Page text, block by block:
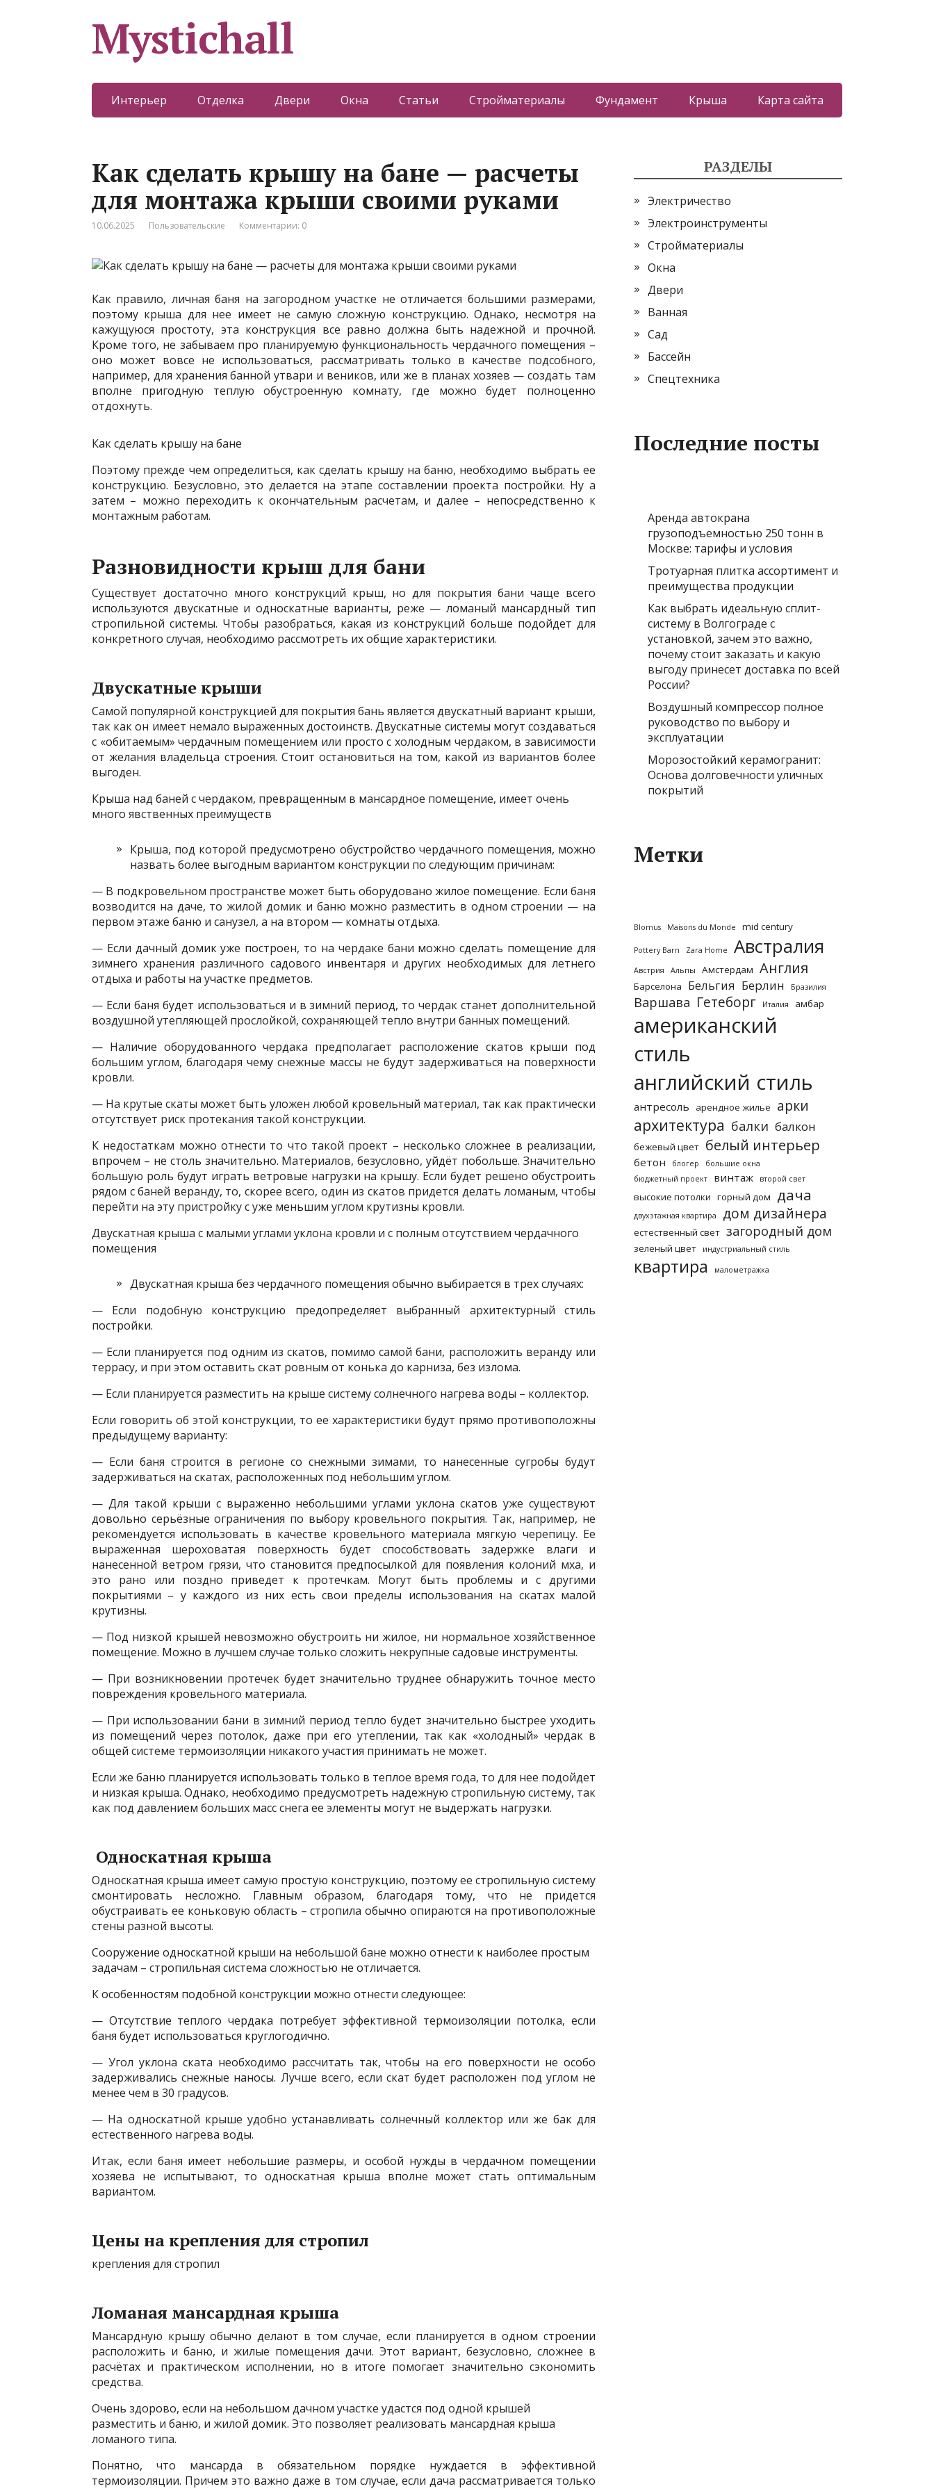
Mystichall
Интерьер Отделка Двери Окна Статьи Стройматериалы Фундамент Крыша Карта сайта
Как сделать крышу на бане — расчеты
для монтажа крыши своими руками
10.06.2025 Пользовательские Комментарии: 0
Как правило, личная баня на загородном участке не отличается большими размерами,
поэтому крыша для нее имеет не самую сложную конструкцию. Однако, несмотря на
кажущуюся простоту, эта конструкция все равно должна быть надежной и прочной.
Кроме того, не забываем про планируемую функциональность чердачного помещения –
оно может вовсе не использоваться, рассматривать только в качестве подсобного,
например, для хранения банной утвари и веников, или же в планах хозяев — создать там
вполне пригодную теплую обустроенную комнату, где можно будет полноценно
отдохнуть.
Как сделать крышу на бане
Поэтому прежде чем определиться, как сделать крышу на баню, необходимо выбрать ее
конструкцию. Безусловно, это делается на этапе составлении проекта постройки. Ну а
затем – можно переходить к окончательным расчетам, и далее – непосредственно к
монтажным работам.
Разновидности крыш для бани
Существует достаточно много конструкций крыш, но для покрытия бани чаще всего
используются двускатные и односкатные варианты, реже — ломаный мансардный тип
стропильной системы. Чтобы разобраться, какая из конструкций больше подойдет для
конкретного случая, необходимо рассмотреть их общие характеристики.
Двускатные крыши
Самой популярной конструкцией для покрытия бань является двускатный вариант крыши,
так как он имеет немало выраженных достоинств. Двускатные системы могут создаваться
с «обитаемым» чердачным помещением или просто с холодным чердаком, в зависимости
от желания владельца строения. Стоит остановиться на том, какой из вариантов более
выгоден.
Крыша над баней с чердаком, превращенным в мансардное помещение, имеет очень
много явственных преимуществ
Крыша, под которой предусмотрено обустройство чердачного помещения, можно
назвать более выгодным вариантом конструкции по следующим причинам:
— В подкровельном пространстве может быть оборудовано жилое помещение. Если баня
возводится на даче, то жилой домик и баню можно разместить в одном строении — на
первом этаже баню и санузел, а на втором — комнаты отдыха.
— Если дачный домик уже построен, то на чердаке бани можно сделать помещение для
зимнего хранения различного садового инвентаря и других необходимых для летнего
отдыха и работы на участке предметов.
— Если баня будет использоваться и в зимний период, то чердак станет дополнительной
воздушной утепляющей прослойкой, сохраняющей тепло внутри банных помещений.
— Наличие оборудованного чердака предполагает расположение скатов крыши под
большим углом, благодаря чему снежные массы не будут задерживаться на поверхности
кровли.
— На крутые скаты может быть уложен любой кровельный материал, так как практически
отсутствует риск протекания такой конструкции.
К недостаткам можно отнести то что такой проект – несколько сложнее в реализации,
впрочем – не столь значительно. Материалов, безусловно, уйдёт побольше. Значительно
большую роль будут играть ветровые нагрузки на крышу. Если будет решено обустроить
рядом с баней веранду, то, скорее всего, один из скатов придется делать ломаным, чтобы
перейти на эту пристройку с уже меньшим углом крутизны кровли.
Двускатная крыша с малыми углами уклона кровли и с полным отсутствием чердачного
помещения
Двускатная крыша без чердачного помещения обычно выбирается в трех случаях:
— Если подобную конструкцию предопределяет выбранный архитектурный стиль
постройки.
— Если планируется под одним из скатов, помимо самой бани, расположить веранду или
террасу, и при этом оставить скат ровным от конька до карниза, без излома.
— Если планируется разместить на крыше систему солнечного нагрева воды – коллектор.
Если говорить об этой конструкции, то ее характеристики будут прямо противоположны
предыдущему варианту:
— Если баня строится в регионе со снежными зимами, то нанесенные сугробы будут
задерживаться на скатах, расположенных под небольшим углом.
— Для такой крыши с выраженно небольшими углами уклона скатов уже существуют
довольно серьёзные ограничения по выбору кровельного покрытия. Так, например, не
рекомендуется использовать в качестве кровельного материала мягкую черепицу. Ее
выраженная шероховатая поверхность будет способствовать задержке влаги и
нанесенной ветром грязи, что становится предпосылкой для появления колоний мха, и
это рано или поздно приведет к протечкам. Могут быть проблемы и с другими
покрытиями – у каждого из них есть свои пределы использования на скатах малой
крутизны.
— Под низкой крышей невозможно обустроить ни жилое, ни нормальное хозяйственное
помещение. Можно в лучшем случае только сложить некрупные садовые инструменты.
— При возникновении протечек будет значительно труднее обнаружить точное место
повреждения кровельного материала.
— При использовании бани в зимний период тепло будет значительно быстрее уходить
из помещений через потолок, даже при его утеплении, так как «холодный» чердак в
общей системе термоизоляции никакого участия принимать не может.
Если же баню планируется использовать только в теплое время года, то для нее подойдет
и низкая крыша. Однако, необходимо предусмотреть надежную стропильную систему, так
как под давлением больших масс снега ее элементы могут не выдержать нагрузки.
Односкатная крыша
Односкатная крыша имеет самую простую конструкцию, поэтому ее стропильную систему
смонтировать несложно. Главным образом, благодаря тому, что не придется
обустраивать ее коньковую область – стропила обычно опираются на противоположные
стены разной высоты.
Сооружение односкатной крыши на небольшой бане можно отнести к наиболее простым
задачам – стропильная система сложностью не отличается.
К особенностям подобной конструкции можно отнести следующее:
— Отсутствие теплого чердака потребует эффективной термоизоляции потолка, если
баня будет использоваться круглогодично.
— Угол уклона ската необходимо рассчитать так, чтобы на его поверхности не особо
задерживались снежные наносы. Лучше всего, если скат будет расположен под углом не
менее чем в 30 градусов.
— На односкатной крыше удобно устанавливать солнечный коллектор или же бак для
естественного нагрева воды.
Итак, если баня имеет небольшие размеры, и особой нужды в чердачном помещении
хозяева не испытывают, то односкатная крыша вполне может стать оптимальным
вариантом.
Цены на крепления для стропил
крепления для стропил
Ломаная мансардная крыша
Мансардную крышу обычно делают в том случае, если планируется в одном строении
расположить и баню, и жилые помещения дачи. Этот вариант, безусловно, сложнее в
расчётах и практическом исполнении, но в итоге помогает значительно сэкономить
средства.
Очень здорово, если на небольшом дачном участке удастся под одной крышей
разместить и баню, и жилой домик. Это позволяет реализовать мансардная крыша
ломаного типа.
Понятно, что мансарда в обязательном порядке нуждается в эффективной
термоизоляции. Причем это важно даже в том случае, если дача рассматривается только
РАЗДЕЛЫ
Электричество
Электроинструменты
Стройматериалы
Окна
Двери
Ванная
Сад
Бассейн
Спецтехника
Последние посты
Аренда автокрана
грузоподъемностью 250 тонн в
Москве: тарифы и условия
Тротуарная плитка ассортимент и
преимущества продукции
Как выбрать идеальную сплит-
систему в Волгограде с
установкой, зачем это важно,
почему стоит заказать и какую
выгоду принесет доставка по всей
России?
Воздушный компрессор полное
руководство по выбору и
эксплуатации
Морозостойкий керамогранит:
Основа долговечности уличных
покрытий
Метки
Blomus Maisons du Monde mid century
Pottery Barn Zara Home Австралия
Австрия Альпы Амстердам Англия
Барселона Бельгия Берлин Бразилия
Варшава Гетеборг Италия амбар
американский
стиль
английский стиль
антресоль арендное жилье арки
архитектура балки балкон
бежевый цвет белый интерьер
бетон блогер
большие окна
бюджетный проект
винтаж второй свет
высокие потолки горный дом дача
двухэтажная квартира дом дизайнера
естественный свет загородный дом
зеленый цвет индустриальный стиль
квартира малометражка